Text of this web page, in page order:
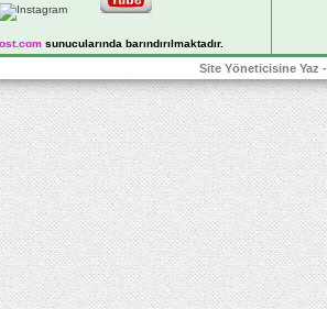
.comsunucularında barındırılmaktadır.
Site Yöneticisine Yaz